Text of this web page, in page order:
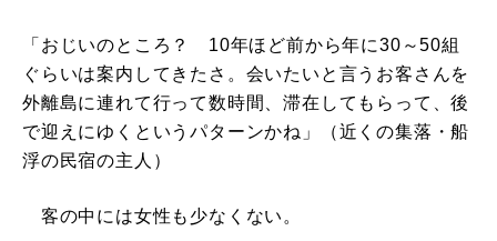
「おじいのところ？ 10年ほど前から年に30～50組
ぐらいは案内してきたさ。会いたいと言うお客さんを
外離島に連れて行って数時間、滞在してもらって、後
で迎えにゆくというパターンかね」（近くの集落・船
浮の民宿の主人）
客の中には女性も少なくない。